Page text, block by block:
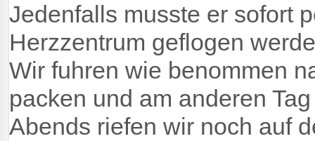
Jedenfalls musste er sofort
Herzzentrum geflogen
Wir fuhren wie benommen
packen und am anderen
Abends riefen wir noch auf